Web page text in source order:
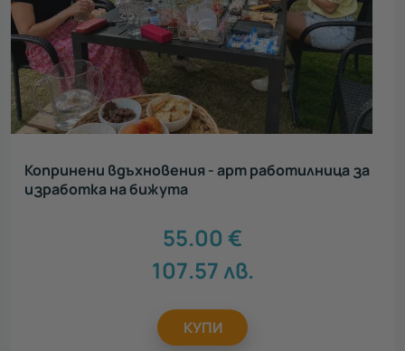
Копринени вдъхновения - арт работилница за
изработка на бижута
55.00 €
107.57лв.
КУПИ